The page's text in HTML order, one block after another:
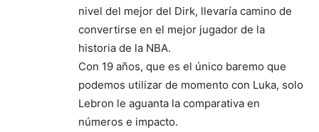
nivel del mejor del Dirk, llevaría camino de
convertirse en el mejor jugador de la
historia de la NBA.
Con 19 años, que es el único baremo que
podemos utilizar de momento con Luka, solo
Lebron le aguanta la comparativa en
números e impacto.